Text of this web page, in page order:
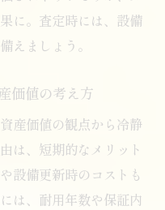
に。査定時には、設備
えましょう。
価値の考え方
産価値の観点から冷静
は、短期的なメリット
設備更新時のコストも
は、耐用年数や保証内